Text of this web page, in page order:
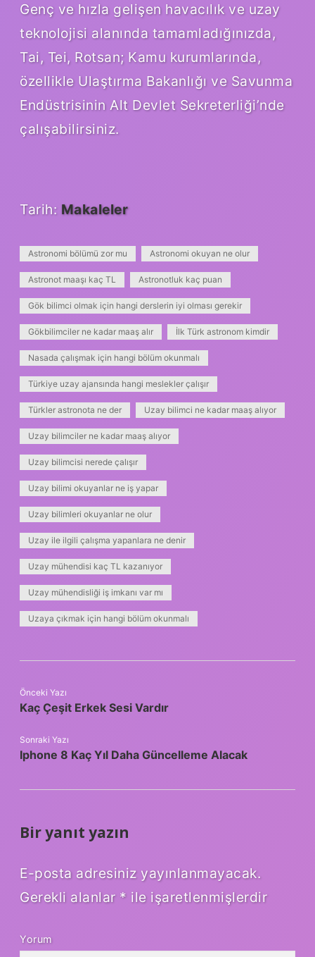
Genç ve hızla gelişen havacılık ve uzay
teknolojisi alanında tamamladığınızda,
Tai, Tei, Rotsan; Kamu kurumlarında,
özellikle Ulaştırma Bakanlığı ve Savunma
Endüstrisinin Alt Devlet Sekreterliği’nde
çalışabilirsiniz.
Tarih: Makaleler
Astronomi bölümü zor mu Astronomi okuyan ne olur
Astronot maaşı kaç TL Astronotluk kaç puan
Gök bilimci olmak için hangi derslerin iyi olması gerekir
Gökbilimciler ne kadar maaş alır İlk Türk astronom kimdir
Nasada çalışmak için hangi bölüm okunmalı
Türkiye uzay ajansında hangi meslekler çalışır
Türkler astronota ne der Uzay bilimci ne kadar maaş alıyor
Uzay bilimciler ne kadar maaş alıyor
Uzay bilimcisi nerede çalışır
Uzay bilimi okuyanlar ne iş yapar
Uzay bilimleri okuyanlar ne olur
Uzay ile ilgili çalışma yapanlara ne denir
Uzay mühendisi kaç TL kazanıyor
Uzay mühendisliği iş imkanı var mı
Uzaya çıkmak için hangi bölüm okunmalı
Önceki Yazı
Kaç Çeşit Erkek Sesi Vardır
Sonraki Yazı
Iphone 8 Kaç Yıl Daha Güncelleme Alacak
Bir yanıt yazın
E-posta adresiniz yayınlanmayacak.
Gerekli alanlar * ile işaretlenmişlerdir
Yorum